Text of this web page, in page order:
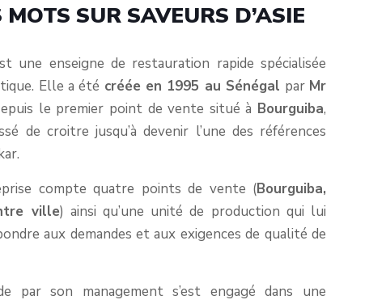
SUR SAVEURS D’ASIE
une enseigne de restauration rapide spécialisée
Elle a été créée en 1995 au Sénégal par Mr
le premier point de vente situé à Bourguiba,
de croitre jusqu’à devenir l’une des références
compte quatre points de vente (Bourguiba,
ville) ainsi qu’une unité de production qui lui
aux demandes et aux exigences de qualité de
par son management s’est engagé dans une